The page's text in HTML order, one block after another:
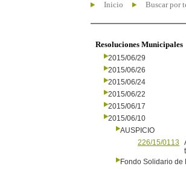
Inicio Buscar por
Resoluciones Municipales
2015/06/29
2015/06/26
2015/06/24
2015/06/22
2015/06/17
2015/06/10
AUSPICIO
226/15/0113
Fondo Solidario de